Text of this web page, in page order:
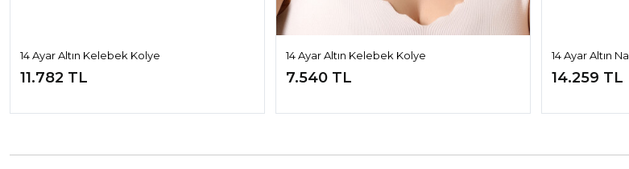
14 Ayar Altın Kelebek Kolye
11.782 TL
14 Ayar Altın Kelebek Kolye
7.540 TL
14 Ayar Altın
14.259 TL